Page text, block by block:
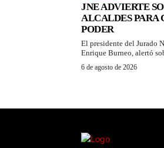
JNE ADVIERTE
ALCALDES PARA
PODER
El presidente del Jurado
Enrique Burneo, alertó
6 de agosto de 2026